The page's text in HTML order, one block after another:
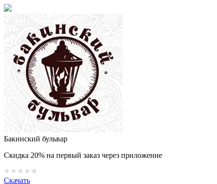
Бакинский бульвар
Скидка 20% на первый заказ через приложение
Скачать